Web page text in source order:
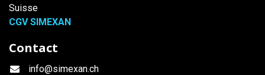
Suisse
CGV SIMEXAN
Contact
info@simexan.ch